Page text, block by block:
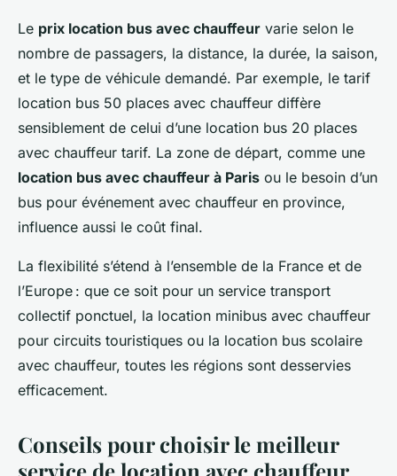
Le prix location bus avec chauffeur varie selon le
nombre de passagers, la distance, la durée, la saison,
et le type de véhicule demandé. Par exemple, le tarif
location bus 50 places avec chauffeur diffère
sensiblement de celui d’une location bus 20 places
avec chauffeur tarif. La zone de départ, comme une
location bus avec chauffeur à Paris ou le besoin d’un
bus pour événement avec chauffeur en province,
influence aussi le coût final.
La flexibilité s’étend à l’ensemble de la France et de
l’Europe : que ce soit pour un service transport
collectif ponctuel, la location minibus avec chauffeur
pour circuits touristiques ou la location bus scolaire
avec chauffeur, toutes les régions sont desservies
efficacement.
Conseils pour choisir le meilleur